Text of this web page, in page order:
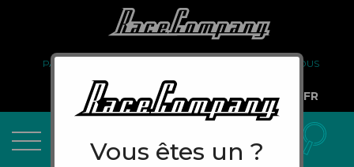
PARTENARIAT
À PROPOS DE NOUS
COMPTE PRO
FR
Vous êtes un ?